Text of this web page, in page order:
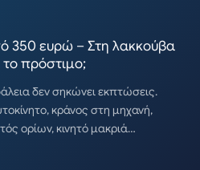
350 ευρώ – Στη λακκούβα
το πρόστιμο;
δεν σηκώνει εκπτώσεις.
κράνος στη μηχανή,
ορίων, κινητό μακριά…